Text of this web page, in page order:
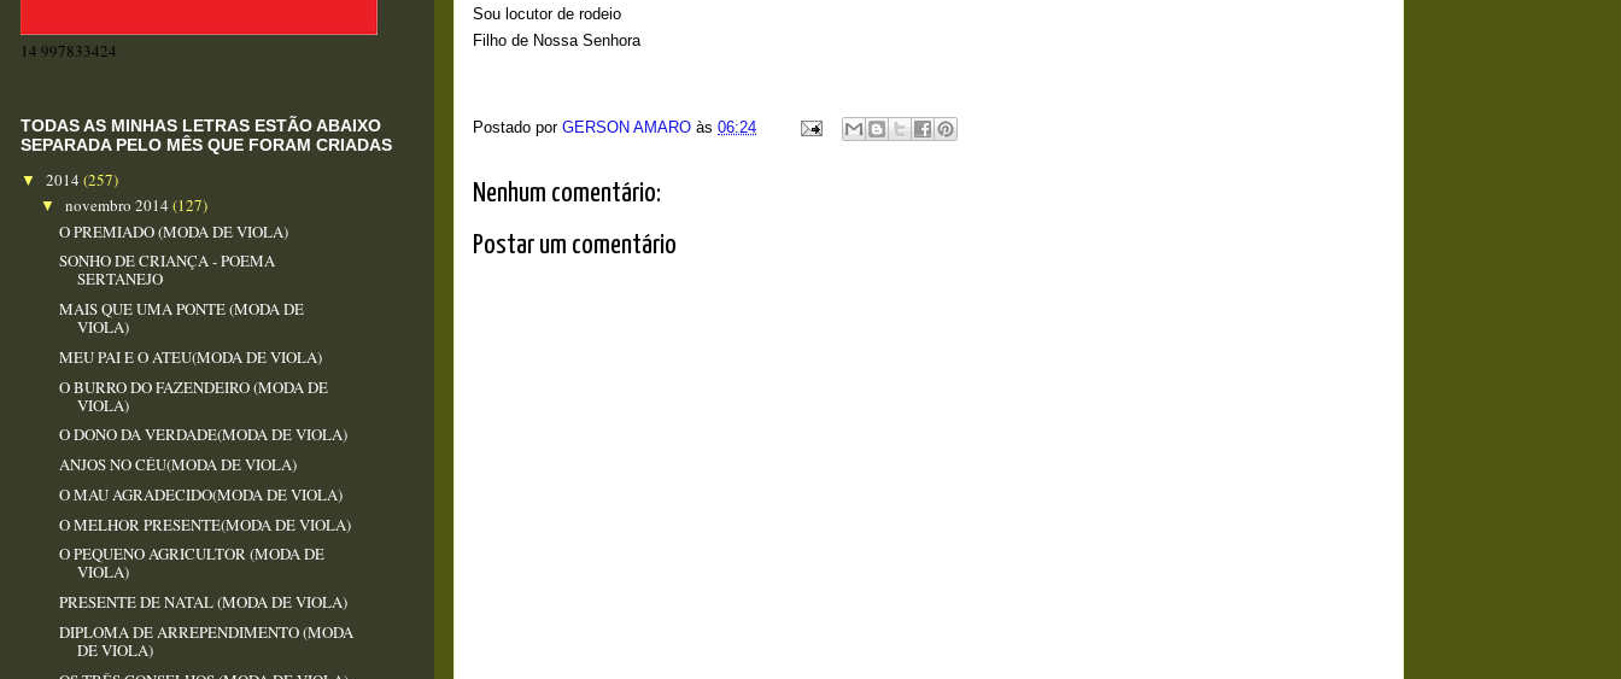
Sou locutor de rodeio
Filho de Nossa Senhora
Postado por GERSON AMARO às 06:24
Nenhum comentário:
Postar um comentário
14 997833424
TODAS AS MINHAS LETRAS ESTÃO ABAIXO
SEPARADA PELO MÊS QUE FORAM CRIADAS
▼ 2014 (257)
▼ novembro 2014 (127)
O PREMIADO (MODA DE VIOLA)
SONHO DE CRIANÇA - POEMA
SERTANEJO
MAIS QUE UMA PONTE (MODA DE
VIOLA)
MEU PAI E O ATEU(MODA DE VIOLA)
O BURRO DO FAZENDEIRO (MODA DE
VIOLA)
O DONO DA VERDADE(MODA DE VIOLA)
ANJOS NO CÉU(MODA DE VIOLA)
O MAU AGRADECIDO(MODA DE VIOLA)
O MELHOR PRESENTE(MODA DE VIOLA)
O PEQUENO AGRICULTOR (MODA DE
VIOLA)
PRESENTE DE NATAL (MODA DE VIOLA)
DIPLOMA DE ARREPENDIMENTO (MODA
DE VIOLA)